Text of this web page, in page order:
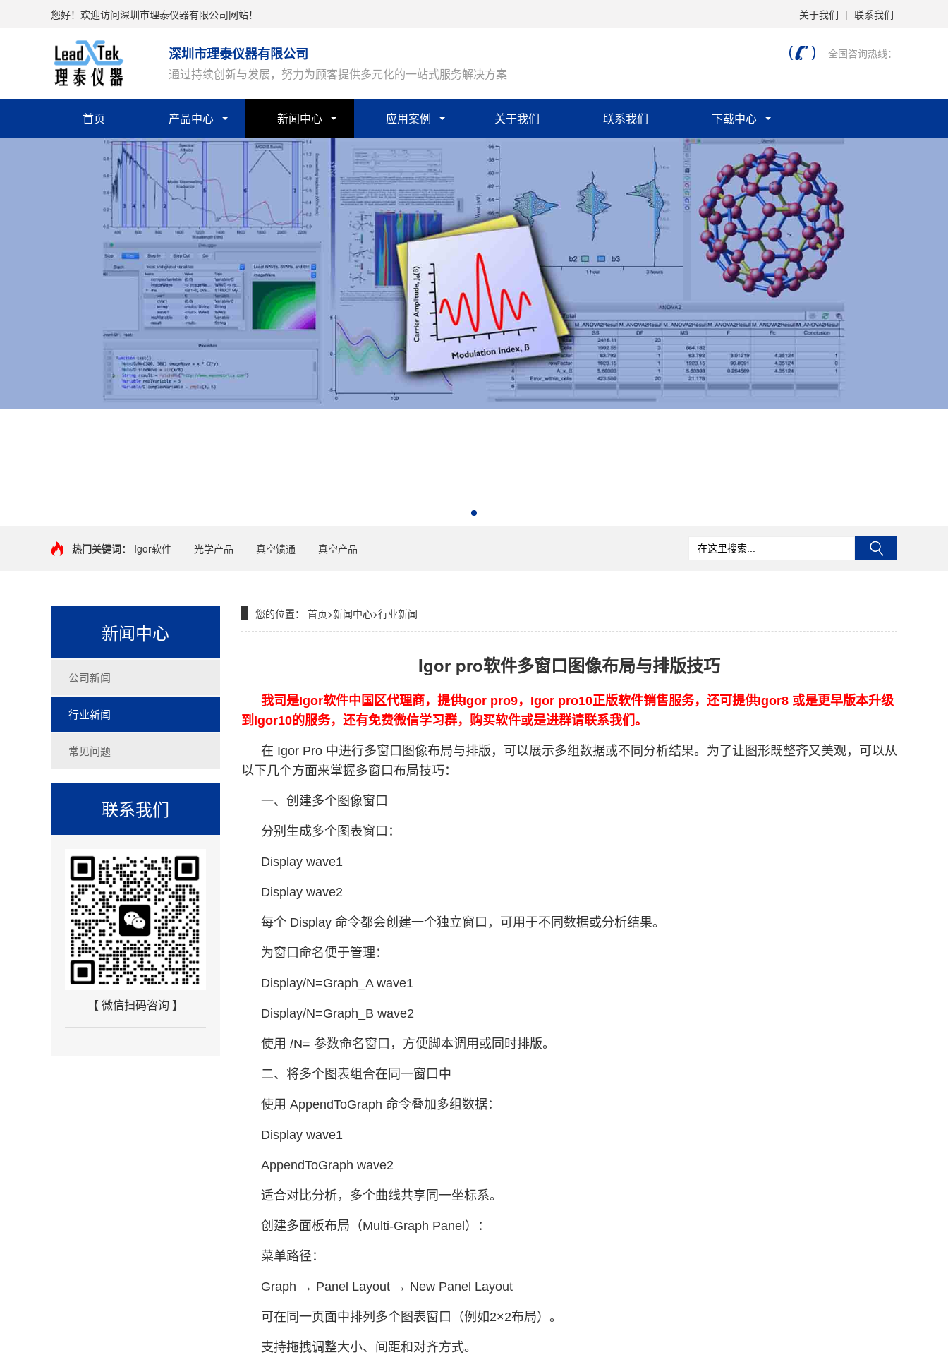
您好！欢迎访问深圳市理泰仪器有限公司网站！ 关于我们 | 联系我们
深圳市理泰仪器有限公司
通过持续创新与发展，努力为顾客提供多元化的一站式服务解决方案
全国咨询热线：
首页 产品中心 新闻中心 应用案例 关于我们 联系我们 下载中心
热门关键词：
Igor软件 光学产品 真空馈通 真空产品
新闻中心
公司新闻
行业新闻
常见问题
联系我们
【 微信扫码咨询 】
您的位置： 首页>新闻中心>行业新闻
Igor pro软件多窗口图像布局与排版技巧
我司是Igor软件中国区代理商，提供Igor pro9，Igor pro10正版软件销售服务，还可提供Igor8 或是更早版本升级
到Igor10的服务，还有免费微信学习群，购买软件或是进群请联系我们。
在 Igor Pro 中进行多窗口图像布局与排版，可以展示多组数据或不同分析结果。为了让图形既整齐又美观，可以从
以下几个方面来掌握多窗口布局技巧：
一、创建多个图像窗口
分别生成多个图表窗口：
Display wave1
Display wave2
每个 Display 命令都会创建一个独立窗口，可用于不同数据或分析结果。
为窗口命名便于管理：
Display/N=Graph_A wave1
Display/N=Graph_B wave2
使用 /N= 参数命名窗口，方便脚本调用或同时排版。
二、将多个图表组合在同一窗口中
使用 AppendToGraph 命令叠加多组数据：
Display wave1
AppendToGraph wave2
适合对比分析，多个曲线共享同一坐标系。
创建多面板布局（Multi-Graph Panel）：
菜单路径：
Graph → Panel Layout → New Panel Layout
可在同一页面中排列多个图表窗口（例如2×2布局）。
支持拖拽调整大小、间距和对齐方式。